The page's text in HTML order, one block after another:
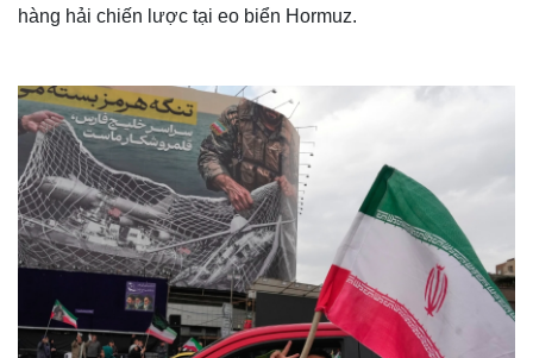
hàng hải chiến lược tại eo biển Hormuz.